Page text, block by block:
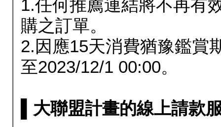
1.任何推薦連結將不再有
購之訂單。
2.因應15天消費猶豫鑑賞
至2023/12/1 00:00。
▌大聯盟計畫的線上請款